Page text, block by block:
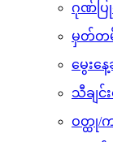
ဂုဏ်ပြု
မှတ်တမ်
မွေးနေ့
သီချင်း
ဝတ္ထု/က